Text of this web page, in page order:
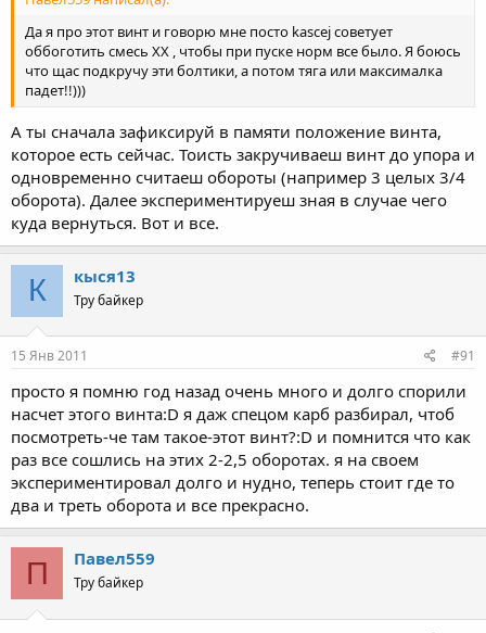
Да я про этот винт и говорю мне посто kascej советует
оббоготить смесь ХХ , чтобы при пуске норм все было. Я боюсь
что щас подкручу эти болтики, а потом тяга или максималка
падет!!)))
А ты сначала зафиксируй в памяти положение винта,
которое есть сейчас. Тоисть закручиваеш винт до упора и
одновременно считаеш обороты (например 3 целых 3/4
оборота). Далее экспериментируеш зная в случае чего
куда вернуться. Вот и все.
К кыся13
Тру байкер
15 Янв 2011 #91
просто я помню год назад очень много и долго спорили
насчет этого винта:D я даж спецом карб разбирал, чтоб
посмотреть-че там такое-этот винт?:D и помнится что как
раз все сошлись на этих 2-2,5 оборотах. я на своем
экспериментировал долго и нудно, теперь стоит где то
два и треть оборота и все прекрасно.
П Павел559
Тру байкер